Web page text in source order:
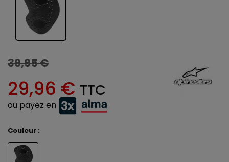
39,95 €
29,96 € TTC
ou payez en
Couleur :